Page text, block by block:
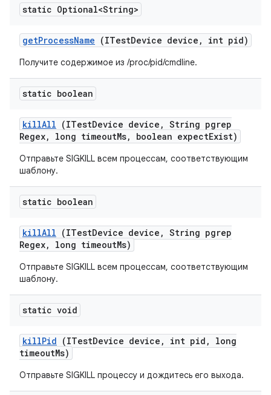
static Optional<String>
getProcessName (ITestDevice device , int pid)
Получите содержимое из /proc/pid/cmdline.
static boolean
killAll (ITestDevice device , String pgrep
Regex, long timeoutMs, boolean expectExist)
Отправьте SIGKILL всем процессам, соответствующим
шаблону.
static boolean
killAll (ITestDevice device , String pgrep
Regex, long timeoutMs)
Отправьте SIGKILL всем процессам, соответствующим
шаблону.
static void
killPid (ITestDevice device , int pid ,
long
timeoutMs)
Отправьте SIGKILL процессу и дождитесь его выхода.